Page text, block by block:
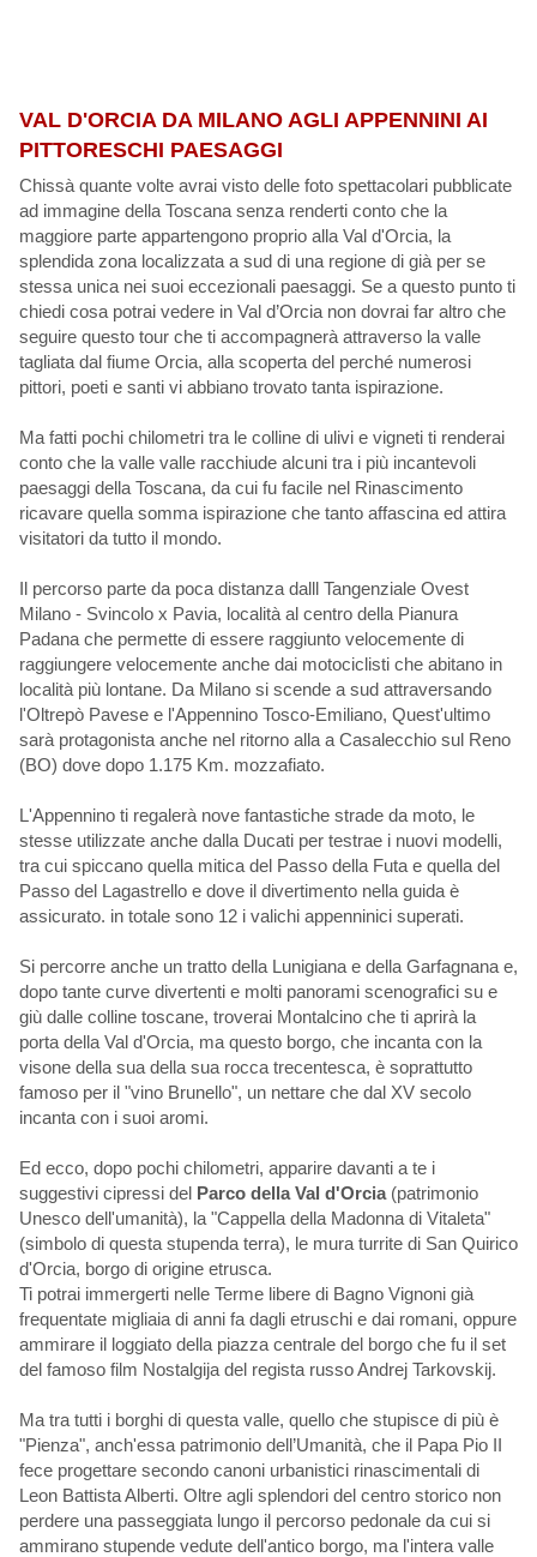
VAL D'ORCIA DA MILANO AGLI APPENNINI AI
PITTORESCHI PAESAGGI
Chissà quante volte avrai visto delle foto spettacolari pubblicate
ad immagine della Toscana senza renderti conto che la
maggiore parte appartengono proprio alla Val d'Orcia, la
splendida zona localizzata a sud di una regione di già per se
stessa unica nei suoi eccezionali paesaggi. Se a questo punto ti
chiedi cosa potrai vedere in Val d’Orcia non dovrai far altro che
seguire questo tour che ti accompagnerà attraverso la valle
tagliata dal fiume Orcia, alla scoperta del perché numerosi
pittori, poeti e santi vi abbiano trovato tanta ispirazione.
Ma fatti pochi chilometri tra le colline di ulivi e vigneti ti renderai
conto che la valle valle racchiude alcuni tra i più incantevoli
paesaggi della Toscana, da cui fu facile nel Rinascimento
ricavare quella somma ispirazione che tanto affascina ed attira
visitatori da tutto il mondo.
Il percorso parte da poca distanza dalll Tangenziale Ovest
Milano - Svincolo x Pavia, località al centro della Pianura
Padana che permette di essere raggiunto velocemente di
raggiungere velocemente anche dai motociclisti che abitano in
località più lontane. Da Milano si scende a sud attraversando
l'Oltrepò Pavese e l'Appennino Tosco-Emiliano, Quest'ultimo
sarà protagonista anche nel ritorno alla a Casalecchio sul Reno
(BO) dove dopo 1.175 Km. mozzafiato.
L'Appennino ti regalerà nove fantastiche strade da moto, le
stesse utilizzate anche dalla Ducati per testrae i nuovi modelli,
tra cui spiccano quella mitica del Passo della Futa e quella del
Passo del Lagastrello e dove il divertimento nella guida è
assicurato. in totale sono 12 i valichi appenninici superati.
Si percorre anche un tratto della Lunigiana e della Garfagnana e,
dopo tante curve divertenti e molti panorami scenografici su e
giù dalle colline toscane, troverai Montalcino che ti aprirà la
porta della Val d'Orcia, ma questo borgo, che incanta con la
visone della sua della sua rocca trecentesca, è soprattutto
famoso per il "vino Brunello", un nettare che dal XV secolo
incanta con i suoi aromi.
Ed ecco, dopo pochi chilometri, apparire davanti a te i
suggestivi cipressi del Parco della Val d'Orcia(patrimonio
Unesco dell'umanità), la "Cappella della Madonna di Vitaleta"
(simbolo di questa stupenda terra), le mura turrite di San Quirico
d'Orcia, borgo di origine etrusca.
Ti potrai immergerti nelle Terme libere di Bagno Vignoni già
frequentate migliaia di anni fa dagli etruschi e dai romani, oppure
ammirare il loggiato della piazza centrale del borgo che fu il set
del famoso film Nostalgija del regista russo Andrej Tarkovskij.
Ma tra tutti i borghi di questa valle, quello che stupisce di più è
"Pienza", anch'essa patrimonio dell’Umanità, che il Papa Pio II
fece progettare secondo canoni urbanistici rinascimentali di
Leon Battista Alberti. Oltre agli splendori del centro storico non
perdere una passeggiata lungo il percorso pedonale da cui si
ammirano stupende vedute dell'antico borgo, ma l'intera valle